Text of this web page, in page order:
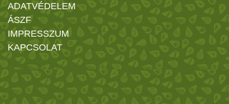
ADATVÉDELEM
ÁSZF
IMPRESSZUM
KAPCSOLAT